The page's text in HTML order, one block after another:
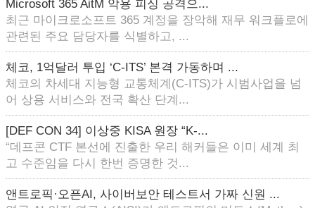
Microsoft 365 AitM 악용 피싱 공격으...
최근 마이크로소프트 365 계정을 장악해 재무 워크플로에
관련된 주요 담당자를 식별하고, ...
체코, 1억달러 투입 ‘C-ITS’ 본격 가동하며 ...
체코의 차세대 지능형 교통체계(C-ITS)가 시범사업을 넘
어 상용 서비스와 전국 확산 단계...
[DEF CON 34] 이상중 KISA 원장 “K-...
“데프콘 CTF 본선에 진출한 우리 해커들은 이미 세계 최
고 수준임을 다시 한번 증명한 것...
앤트로픽·오픈AI, 사이버보안 테스트서 가짜 신원 ...